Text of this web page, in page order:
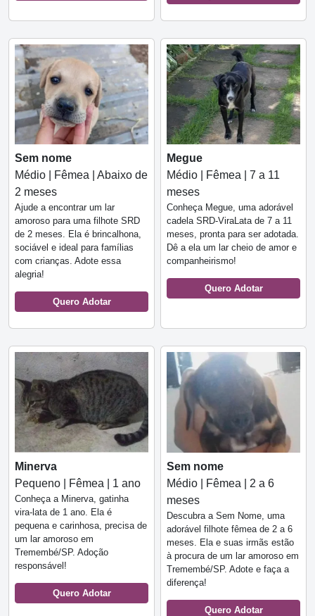
Sem nome
Médio | Fêmea | Abaixo de
2 meses
Ajude a encontrar um lar
amoroso para uma filhote SRD
de 2 meses. Ela é brincalhona,
sociável e ideal para famílias
com crianças. Adote essa
alegria!
Quero Adotar
Megue
Médio | Fêmea | 7 a 11
meses
Conheça Megue, uma adorável
cadela SRD-ViraLata de 7 a 11
meses, pronta para ser adotada.
Dê a ela um lar cheio de amor e
companheirismo!
Quero Adotar
Minerva
Pequeno | Fêmea | 1 ano
Conheça a Minerva, gatinha
vira-lata de 1 ano. Ela é
pequena e carinhosa, precisa de
um lar amoroso em
Tremembé/SP. Adoção
responsável!
Quero Adotar
Sem nome
Médio | Fêmea | 2 a 6
meses
Descubra a Sem Nome, uma
adorável filhote fêmea de 2 a 6
meses. Ela e suas irmãs estão
à procura de um lar amoroso em
Tremembé/SP. Adote e faça a
diferença!
Quero Adotar